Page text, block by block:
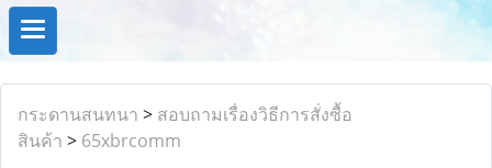
กระดานสนทนา > สอบถามเรื่องวิธีการสั่งซื้อ
สินค้า > 65xbrcomm